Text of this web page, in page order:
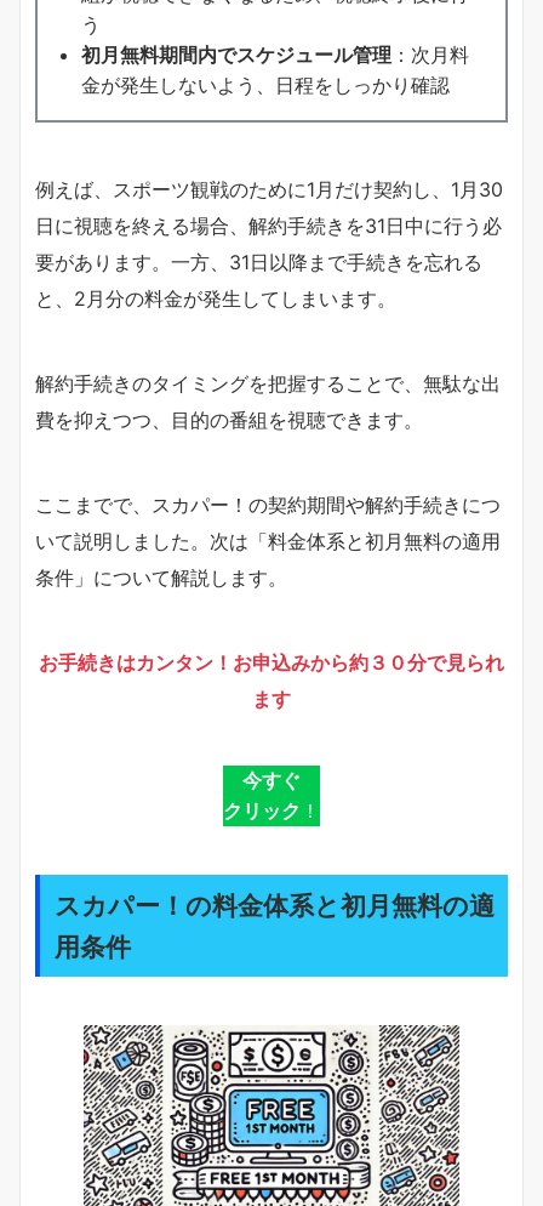
う
初月無料期間内でスケジュール管理 ：次月料
金が発生しないよう、日程をしっかり確認
例えば、スポーツ観戦のために1月だけ契約し、1月30
日に視聴を終える場合、解約手続きを31日中に行う必
要があります。一方、31日以降まで手続きを忘れる
と、2月分の料金が発生してしまいます。
解約手続きのタイミングを把握することで、無駄な出
費を抑えつつ、目的の番組を視聴できます。
ここまでで、スカパー！の契約期間や解約手続きにつ
いて説明しました。次は「料金体系と初月無料の適用
条件」について解説します。
お手続きはカンタン！お申込みから約３０分で見られ
ます
今すぐ
クリック ！
スカパー！の料金体系と初月無料の適
用条件